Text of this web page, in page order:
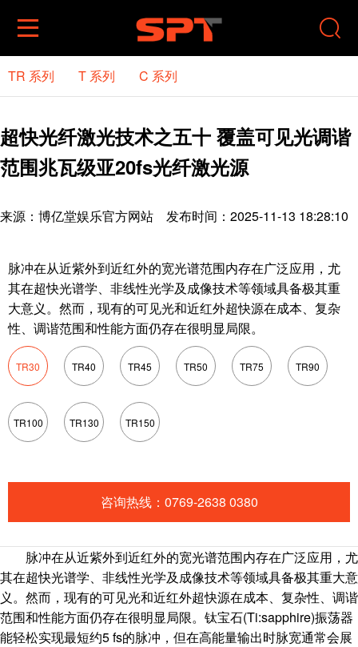
 
TR 系列 T 系列 C 系列
超快光纤激光技术之五十 覆盖可见光调谐
范围兆瓦级亚20fs光纤激光源
来源： 博亿堂娱乐官方网站 发布时间：2025-11-13 18:28:10
脉冲在从近紫外到近红外的宽光谱范围内存在广泛应用，尤
其在超快光谱学、非线性光学及成像技术等领域具备极其重
大意义。然而，现有的可见光和近红外超快源在成本、复杂
性、调谐范围和性能方面仍存在很明显局限。
TR30 TR40 TR45 TR50 TR75 TR90
TR100 TR130 TR150
咨询热线：0769-2638 0380
脉冲在从近紫外到近红外的宽光谱范围内存在广泛应用，尤
其在超快光谱学、非线性光学及成像技术等领域具备极其重大意
义。然而，现有的可见光和近红外超快源在成本、复杂性、调谐
范围和性能方面仍存在很明显局限。钛宝石(Ti:sapphire)振荡器
能轻松实现最短约5 fs的脉冲，但在高能量输出时脉宽通常会展